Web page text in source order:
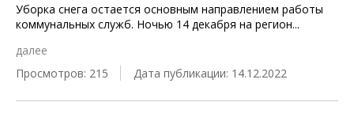
Уборка снега остается основным направлением работы
коммунальных служб. Ночью 14 декабря на регион...
далее
Просмотров: 215
Дата публикации: 14.12.2022